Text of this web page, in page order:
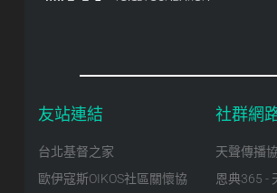
友站連結
台北基督之家
歐伊寇斯OIKOS社區關懷協
社群網
天聲傳播
恩典365 -